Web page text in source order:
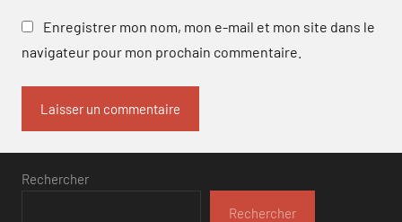
Enregistrer mon nom, mon e-mail et mon site dans le
navigateur pour mon prochain commentaire.
Rechercher
Rechercher